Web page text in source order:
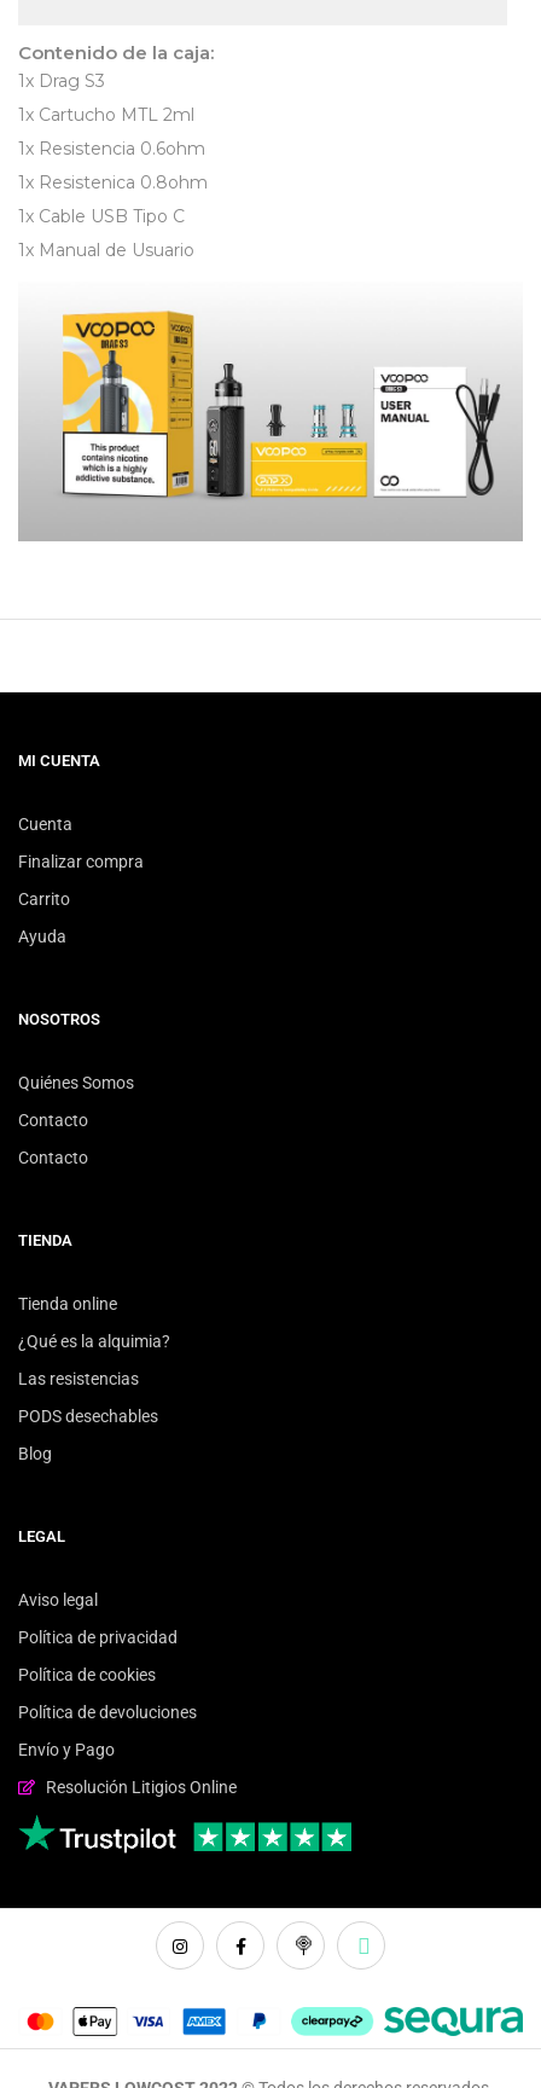
Contenido de la caja:
1x Drag S3
1x Cartucho MTL 2ml
1x Resistencia 0.6ohm
1x Resistenica 0.8ohm
1x Cable USB Tipo C
1x Manual de Usuario
MI CUENTA
Cuenta
Finalizar compra
Carrito
Ayuda
NOSOTROS
Quiénes Somos
Contacto
Contacto
TIENDA
Tienda online
¿Qué es la alquimia?
Las resistencias
PODS desechables
Blog
LEGAL
Aviso legal
Política de privacidad
Política de cookies
Política de devoluciones
Envío y Pago
Resolución Litigios Online